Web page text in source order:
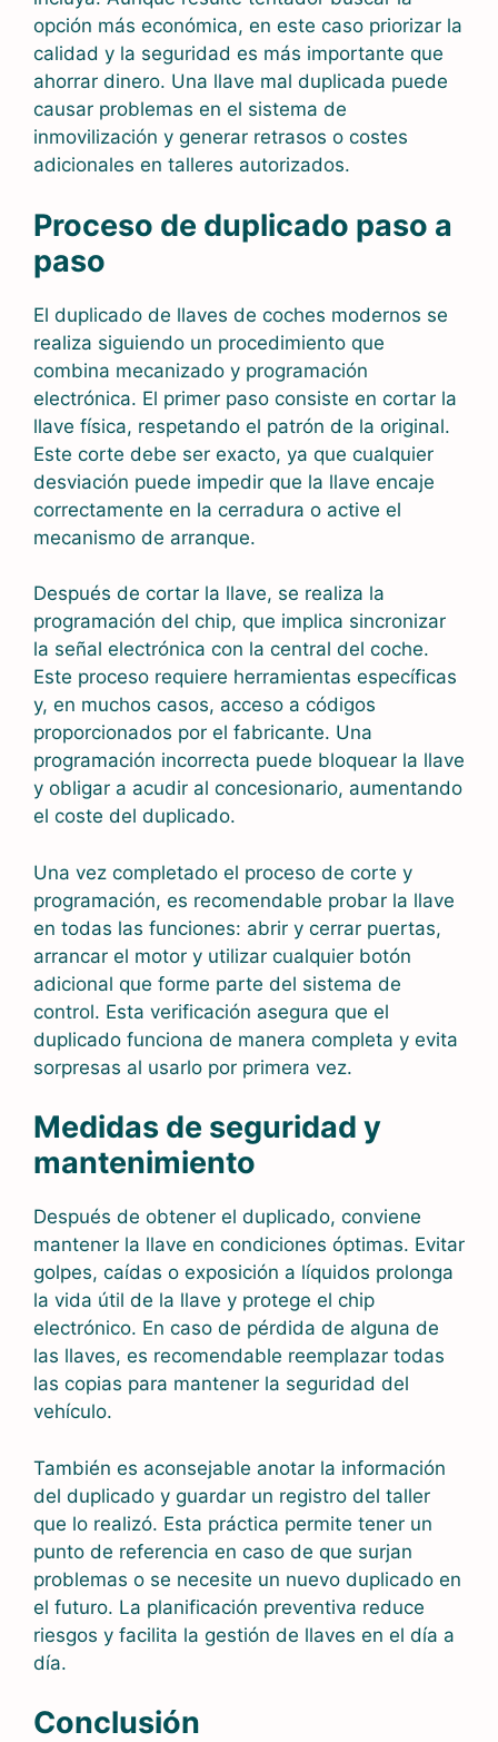
opción más económica, en este caso priorizar la
calidad y la seguridad es más importante que
ahorrar dinero. Una llave mal duplicada puede
causar problemas en el sistema de
inmovilización y generar retrasos o costes
adicionales en talleres autorizados.
Proceso de duplicado paso a
paso
El duplicado de llaves de coches modernos se
realiza siguiendo un procedimiento que
combina mecanizado y programación
electrónica. El primer paso consiste en cortar la
llave física, respetando el patrón de la original.
Este corte debe ser exacto, ya que cualquier
desviación puede impedir que la llave encaje
correctamente en la cerradura o active el
mecanismo de arranque.
Después de cortar la llave, se realiza la
programación del chip, que implica sincronizar
la señal electrónica con la central del coche.
Este proceso requiere herramientas específicas
y, en muchos casos, acceso a códigos
proporcionados por el fabricante. Una
programación incorrecta puede bloquear la llave
y obligar a acudir al concesionario, aumentando
el coste del duplicado.
Una vez completado el proceso de corte y
programación, es recomendable probar la llave
en todas las funciones: abrir y cerrar puertas,
arrancar el motor y utilizar cualquier botón
adicional que forme parte del sistema de
control. Esta verificación asegura que el
duplicado funciona de manera completa y evita
sorpresas al usarlo por primera vez.
Medidas de seguridad y
mantenimiento
Después de obtener el duplicado, conviene
mantener la llave en condiciones óptimas. Evitar
golpes, caídas o exposición a líquidos prolonga
la vida útil de la llave y protege el chip
electrónico. En caso de pérdida de alguna de
las llaves, es recomendable reemplazar todas
las copias para mantener la seguridad del
vehículo.
También es aconsejable anotar la información
del duplicado y guardar un registro del taller
que lo realizó. Esta práctica permite tener un
punto de referencia en caso de que surjan
problemas o se necesite un nuevo duplicado en
el futuro. La planificación preventiva reduce
riesgos y facilita la gestión de llaves en el día a
día.
Conclusión